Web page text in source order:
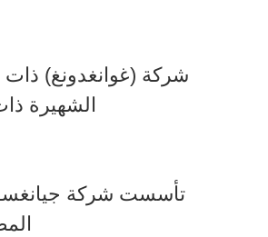
شركة (غوانغدونغ) ذات
الشهيرة
تأسست شركة جيانغسو